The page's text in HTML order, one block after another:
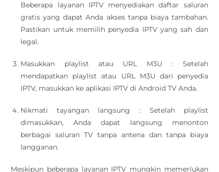
Beberapa layanan IPTV menyediakan daftar saluran
gratis yang dapat Anda akses tanpa biaya tambahan.
Pastikan untuk memilih penyedia IPTV yang sah dan
legal.
Masukkan playlist atau URL M3U : Setelah
mendapatkan playlist atau URL M3U dari penyedia
IPTV, masukkan ke aplikasi IPTV di Android TV Anda.
Nikmati tayangan langsung : Setelah playlist
dimasukkan, Anda dapat langsung menonton
berbagai saluran TV tanpa antena dan tanpa biaya
langganan.
Meskipun beberapa layanan IPTV mungkin memerlukan